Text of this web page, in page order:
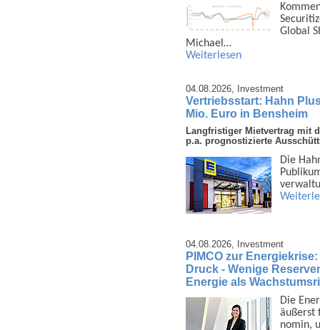
Global
Michael…
Weiterlesen
04.08.2026, Investment
Vertriebsstart: Hahn
Mio. Euro in Bensheim
Langfristiger Mietvertrag mit
p.a. prognostizierte
Die
04.08.2026, Investment
PIMCO zur
Druck - Wenige
Energie als
Die
äußerst
nomin,